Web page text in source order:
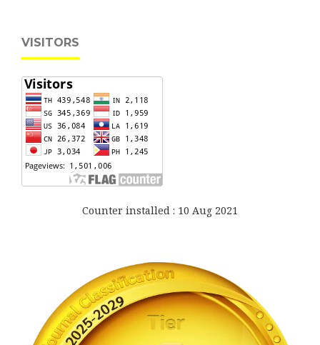
VISITORS
Counter installed : 10 Aug 2021